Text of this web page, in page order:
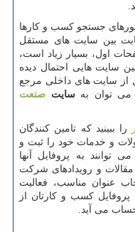
جستجو کسب و کارها
بین سایت های مستقل
اول، بسیار زیاد است،
سایت هایی احتمال دیده
از سایت های داخلی مرجع
می توان بهسایت صنعت
را ببینید که تامین کنندگان
و خدمات خود را ثبت و
توانند به پروفایل آنها
و رویدادهای شرکت
عنوان مناسب، فعالیت
پروفایل کسب و کارتان از
حساب می آید.